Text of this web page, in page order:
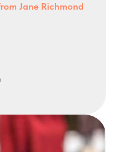
Jane Richmond